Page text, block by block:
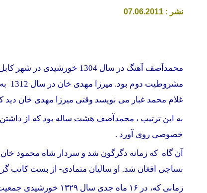
نشر : 07. 06.2011
محمدآصف آهنگ در سال 1304 خورشیدی در شهر کابل چشم به جهان کشود. پدرش میرزا مهدی خان سرمنشی اعلیحضرت امان الله خان و از شخصیت های برجسته
غلام محمد غبار می نویسد وقتی میرزا مهدی خان دید
به این ترتیب ، محمدآصف هشت ساله بود که از
خصوصی روی آورد .
نساجی افغان شد. او سالیان متمادی- از بست کاتب
زمانی که، در ۱۶